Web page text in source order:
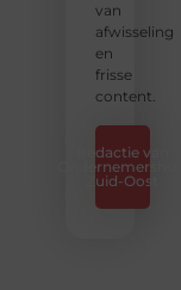
van
afwisseling
en
frisse
content.
Redactie van
Ondernemershuis
Zuid-Oost